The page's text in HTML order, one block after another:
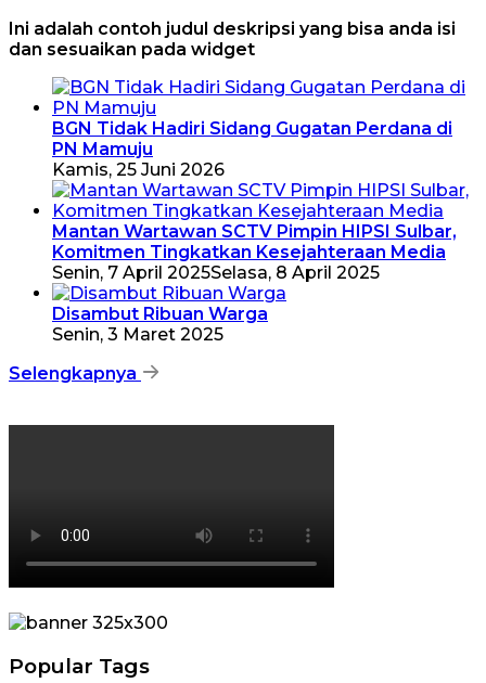
Ini adalah contoh judul deskripsi yang bisa anda isi
dan sesuaikan pada widget
BGN Tidak Hadiri Sidang Gugatan Perdana di
PN Mamuju
Kamis, 25 Juni 2026
Mantan Wartawan SCTV Pimpin HIPSI Sulbar,
Komitmen Tingkatkan Kesejahteraan Media
Senin, 7 April 2025Selasa, 8 April 2025
Disambut Ribuan Warga
Senin, 3 Maret 2025
Selengkapnya
Popular Tags